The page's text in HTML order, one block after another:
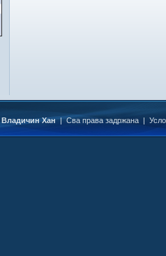
Владичин Хан| Сва права задржана |